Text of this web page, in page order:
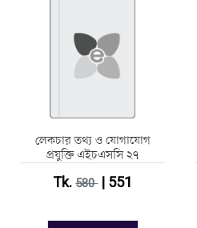
লেকচার তথ্য ও যোগাযোগ
প্রযুক্তি এইচএসসি ২৭
Tk.580| 551